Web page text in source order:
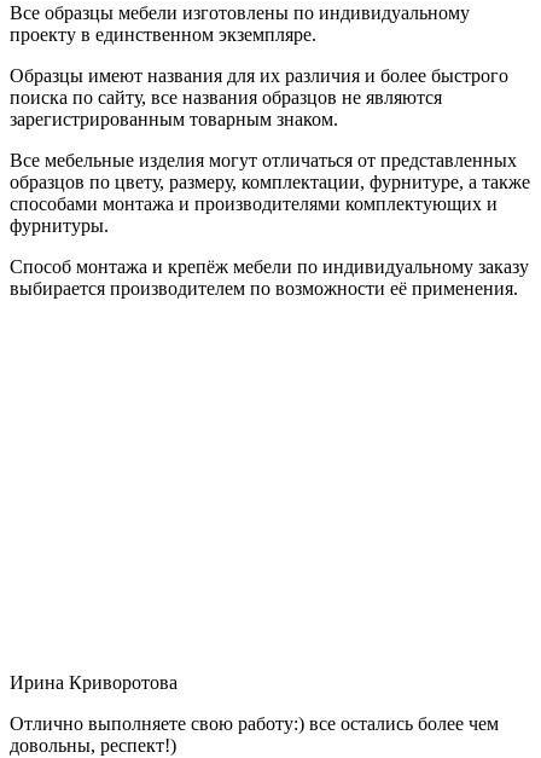
Все образцы мебели изготовлены по индивидуальному
проекту в единственном экземпляре.
Образцы имеют названия для их различия и более быстрого
поиска по сайту, все названия образцов не являются
зарегистрированным товарным знаком.
Все мебельные изделия могут отличаться от представленных
образцов по цвету, размеру, комплектации, фурнитуре, а также
способами монтажа и производителями комплектующих и
фурнитуры.
Способ монтажа и крепёж мебели по индивидуальному заказу
выбирается производителем по возможности её применения.
Ирина Криворотова
Отлично выполняете свою работу:) все остались более чем
довольны, респект!)